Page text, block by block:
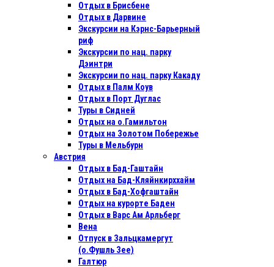
Отдых в Бриcбене
Отдых в Дарвине
Экскурсии на Кэрнс-Барьерный
риф
Экскурсии по нац. парку
Дэинтри
Экскурсии по нац. парку Какаду
Отдых в Палм Коув
Отдых в Порт Дуглас
Туры в Сидней
Отдых на о.Гамильтон
Отдых на Золотом Побережье
Туры в Мельбурн
Австрия
Отдых в Бад-Гаштайн
Отдых на Бад-Кляйнкирххайм
Отдых в Бад-Хофгаштайн
Отдых на курорте Баден
Отдых в Варс Ам Арльберг
Вена
Отпуск в Зальцкамергут
(о.Фушль Зее)
Галтюр